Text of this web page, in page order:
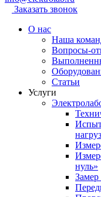
Заказать звонок
О нас
Наша
Вопросы-
Статьи
Услуги
нуль»
Замер